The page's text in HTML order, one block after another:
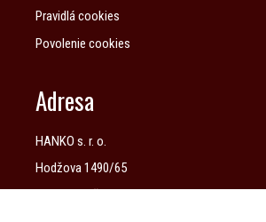
Pravidlá cookies
Povolenie cookies
Adresa
HANKO s. r. o.
Hodžova 1490/65